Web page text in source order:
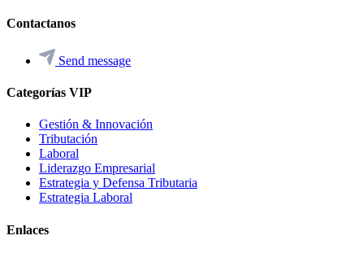
Contactanos
Send message
Categorías VIP
Gestión & Innovación
Tributación
Laboral
Liderazgo Empresarial
Estrategia y Defensa Tributaria
Estrategia Laboral
Enlaces